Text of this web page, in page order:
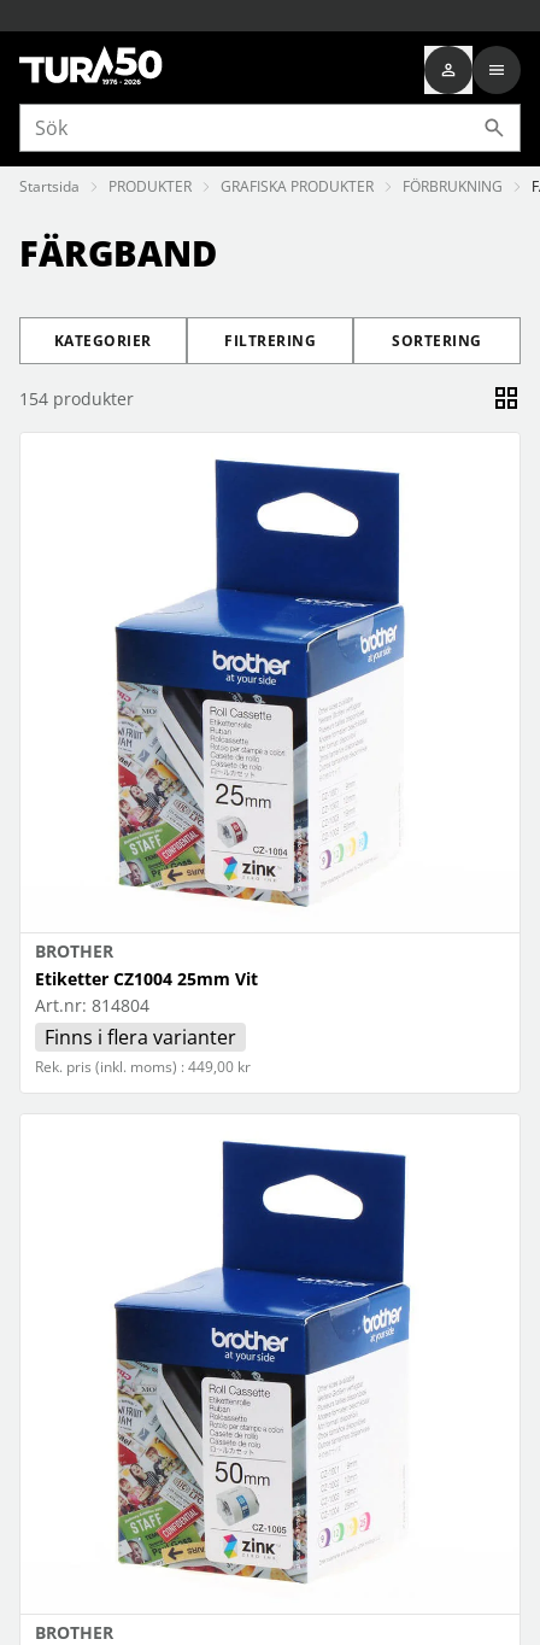
Startsida PRODUKTER GRAFISKA PRODUKTER FÖRBRUKNING
FÄRGBAND
KATEGORIER FILTRERING SORTERING
154 produkter
BROTHER
Etiketter CZ1004 25mm Vit
Art.nr: 814804
Finns i flera varianter
Rek. pris (inkl. moms) : 449,00 kr
BROTHER